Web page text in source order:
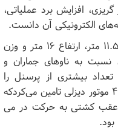
گریزی، افزایش برد عملیاتی،
الکترونیکی آن دانست.
ناوشکن سهند با طول ۹۴ متر، عرض ۱۱.۵ متر، ارتفاع ۱۶ متر و وزن
نسبت به ناوهای جماران و
بیشتری از پرسنل را
داشت. سهند قدرت پیشرانه خود را از ۴ موتور دیزلی تامین می‌کردکه
عقب کشتی به حرکت در می